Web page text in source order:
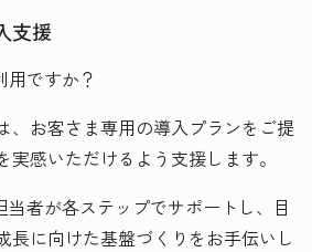
支援
用ですか？
、お客さま専用の導入プランをご提
実感いただけるよう支援します。
当者が各ステップでサポートし、目
長に向けた基盤づくりをお手伝いし